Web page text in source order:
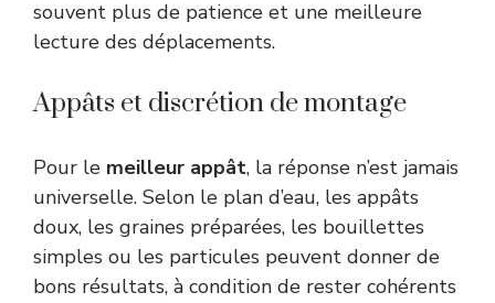
souvent plus de patience et une meilleure
lecture des déplacements.
Appâts et discrétion de montage
Pour le meilleur appât, la réponse n’est jamais
universelle. Selon le plan d’eau, les appâts
doux, les graines préparées, les bouillettes
simples ou les particules peuvent donner de
bons résultats, à condition de rester cohérents